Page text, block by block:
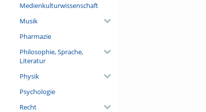
Medienkulturwissenschaft
Musik
Pharmazie
Philosophie, Sprache,
Literatur
Physik
Psychologie
Recht